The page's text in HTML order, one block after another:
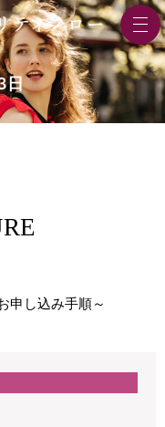
日
申し込み手順～